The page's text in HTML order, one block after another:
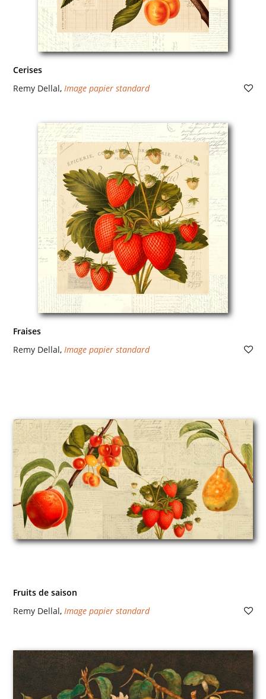
Cerises
Remy Dellal, Image papier standard
Fraises
Remy Dellal, Image papier standard
Fruits de saison
Remy Dellal, Image papier standard